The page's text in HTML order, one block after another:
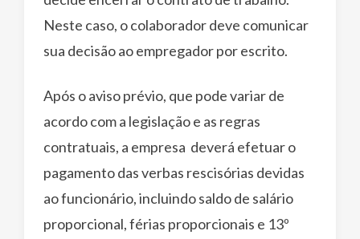
Neste caso, o colaborador deve comunicar
sua decisão ao empregador por escrito.
Após o aviso prévio, que pode variar de
acordo com a legislação e as regras
contratuais, a empresa deverá efetuar o
pagamento das verbas rescisórias devidas
ao funcionário, incluindo saldo de salário
proporcional, férias proporcionais e 13º